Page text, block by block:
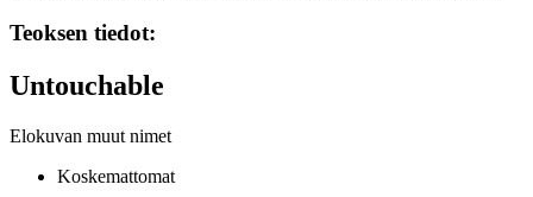
Teoksen tiedot:
Untouchable
Elokuvan muut nimet
Koskemattomat